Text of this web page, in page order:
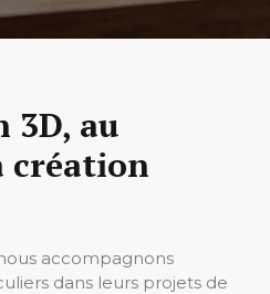
3D, au
création
accompagnons
dans leurs projets de